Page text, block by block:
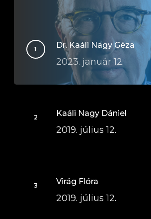
Dr. Kaáli Nagy Géza
2023. január 12.
Kaáli Nagy Dániel
2019. július 12.
Virág Flóra
2019. július 12.